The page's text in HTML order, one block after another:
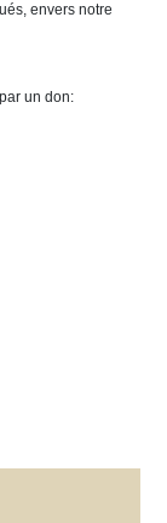
envers notre
un don: